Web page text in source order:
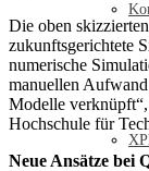
Die oben
zukunftsgerichtete
numerische
manuellen
Modelle
Hochschule für
Neue Ansätze bei